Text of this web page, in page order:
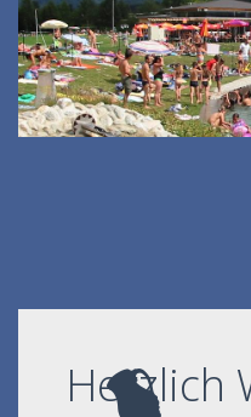
Herzlich